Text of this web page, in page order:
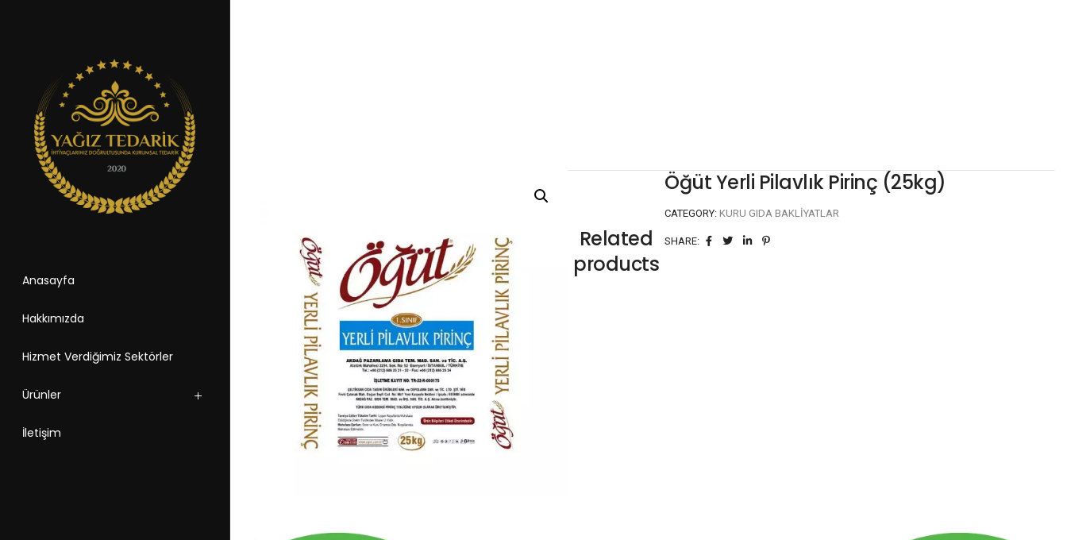
Anasayfa
Hakkımızda
Hizmet Verdiğimiz Sektörler
Ürünler
İletişim
Öğüt Yerli Pilavlık Pirinç (25kg)
CATEGORY: KURU GIDA BAKLIYATLAR
SHARE:
Related
products